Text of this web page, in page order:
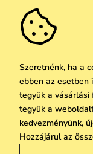
+36 1 808 9989
Gyakori kérdések
Anyagok és
Visszaküldés és
Egyéb információk
Rólunk
Karrier
Ajándék utalványok
Vállalatok számára
We Care
Vuchlook
Üzletek
Praha
Ne maradj le
A személyes adatok
Copyright © 2026
Szeretnénk, ha a
ebben az esetben
tegyük a
tegyük a
kedvezményünk,
Hozzájárul az